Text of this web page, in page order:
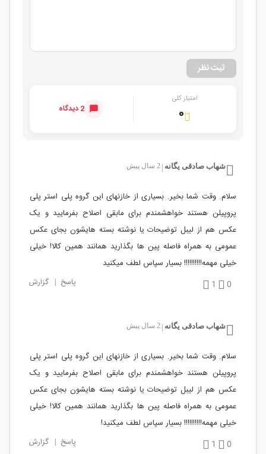
ثبت نظر
امتیاز کلی
۰ 2 دیدگاه
شهاب صادقی یگانه 2 سال پیش
سلام. وقت شما بخیر. بسیاری از خازنهای این گروه پلی استر پلی
پروپیلن هستند خواهشمندم برای مابقی اصلاح بفرمایید و یک
عکس هم از لیبل توضیحات یا نوشته بسته هایشون بجای عکس
عمومی به همراه فاصله پین ها بگذارید همانند همین کالا! خیلی
خیلی مهمه!!!!!!!!!! بسیار سپاس لطف میکنید
0
1 پاسخ | گزارش
شهاب صادقی یگانه 2 سال پیش
سلام. وقت شما بخیر. بسیاری از خازنهای این گروه پلی استر پلی
پروپیلن هستند خواهشمندم برای مابقی اصلاح بفرمایید و یک
عکس هم از لیبل توضیحات یا نوشته بسته هایشون بجای عکس
عمومی به همراه فاصله پین ها بگذارید همانند همین کالا! خیلی
خیلی مهمه!!!!!!!!!! بسیار سپاس لطف میکنید!
0
1 پاسخ | گزارش